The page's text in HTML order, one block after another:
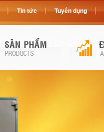
Tin tức Tuyển dụng